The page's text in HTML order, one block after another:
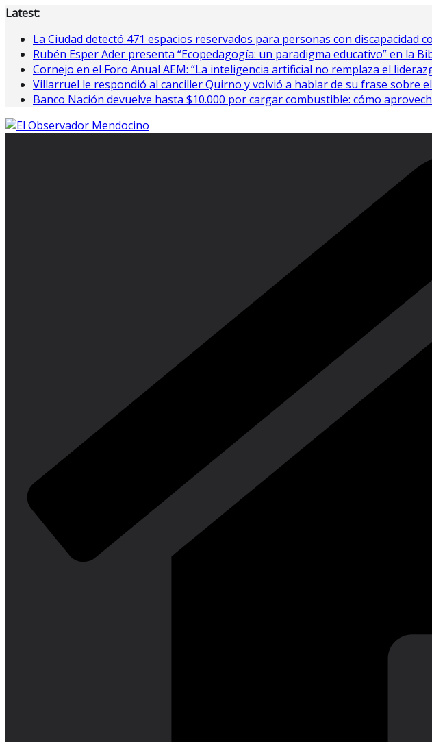
Saltar
contenido
Latest:
La Ciudad detectó 471 espacios reservados para personas con discapacidad
Rubén Esper Ader presenta “Ecopedagogía: un paradigma educativo” en la
Cornejo en el Foro Anual AEM: “La inteligencia artificial no remplaza el
Villarruel le respondió al canciller Quirno y volvió a hablar de su frase sobre el
Banco Nación devuelve hasta $10.000 por cargar combustible: cómo